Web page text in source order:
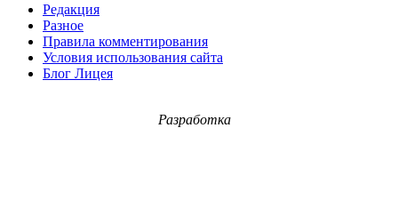
Редакция
Разное
Правила комментирования
Условия использования сайта
Блог Лицея
Разработка